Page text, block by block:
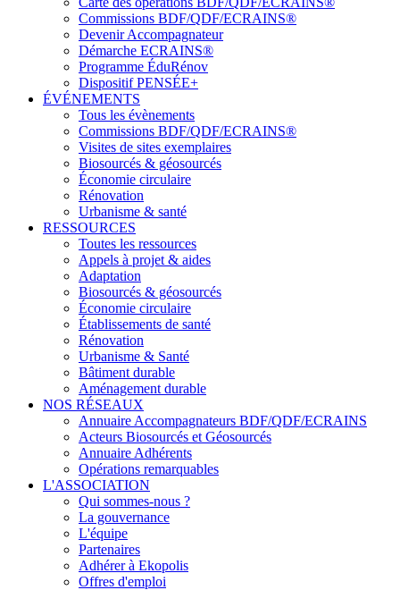
Commissions BDF/QDF/ECRAINS®
Devenir Accompagnateur
Démarche ECRAINS®
Programme ÉduRénov
Dispositif PENSÉE+
ÉVÉNEMENTS
Tous les évènements
Commissions BDF/QDF/ECRAINS®
Visites de sites exemplaires
Biosourcés & géosourcés
Économie circulaire
Rénovation
Urbanisme & santé
RESSOURCES
Toutes les ressources
Appels à projet & aides
Adaptation
Biosourcés & géosourcés
Économie circulaire
Établissements de santé
Rénovation
Urbanisme & Santé
Bâtiment durable
Aménagement durable
NOS RÉSEAUX
Annuaire Accompagnateurs BDF/QDF/ECRAINS
Acteurs Biosourcés et Géosourcés
Annuaire Adhérents
Opérations remarquables
L'ASSOCIATION
Qui sommes-nous ?
La gouvernance
L'équipe
Partenaires
Adhérer à Ekopolis
Offres d'emploi